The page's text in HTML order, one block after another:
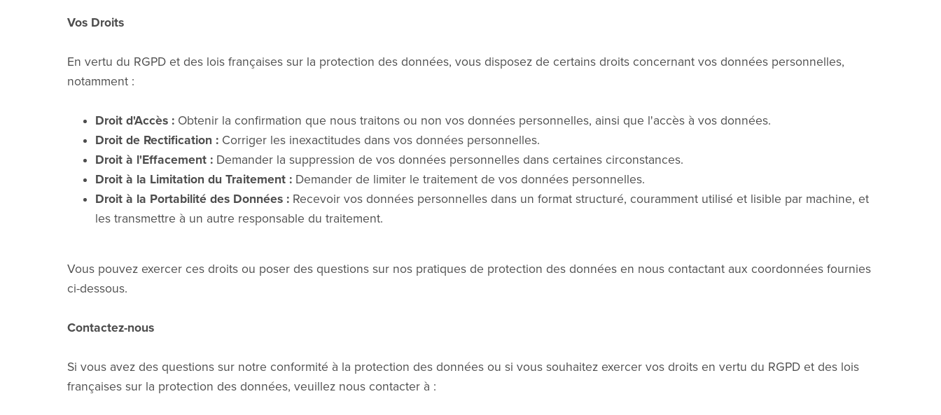
Vos Droits
En vertu du RGPD et des lois françaises sur la protection des données, vous disposez de certains droits concernant vos données personnelles,
notamment :
Droit d'Accès :Obtenir la confirmation que nous traitons ou non vos données personnelles, ainsi que l'accès à vos données.
Droit de Rectification :Corriger les inexactitudes dans vos données personnelles.
Droit à l'Effacement :Demander la suppression de vos données personnelles dans certaines circonstances.
Droit à la Limitation du Traitement :Demander de limiter le traitement de vos données personnelles.
Droit à la Portabilité des Données :Recevoir vos données personnelles dans un format structuré, couramment utilisé et lisible par machine, et
les transmettre à un autre responsable du traitement.
Vous pouvez exercer ces droits ou poser des questions sur nos pratiques de protection des données en nous contactant aux coordonnées fournies
ci-dessous.
Contactez-nous
Si vous avez des questions sur notre conformité à la protection des données ou si vous souhaitez exercer vos droits en vertu du RGPD et des lois
françaises sur la protection des données, veuillez nous contacter à :